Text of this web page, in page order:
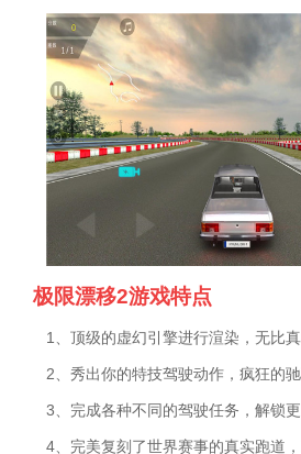
极限漂移2游戏特点
1、顶级的虚幻引擎进行渲染，无比
2、秀出你的特技驾驶动作，疯狂的
3、完成各种不同的驾驶任务，解锁
4、完美复刻了世界赛事的真实跑道